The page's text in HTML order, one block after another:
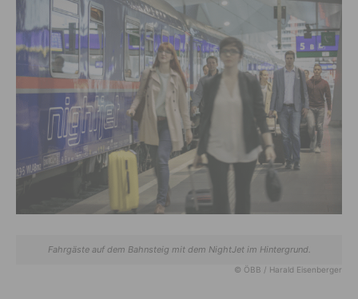
Fahrgäste auf dem Bahnsteig mit dem NightJet im Hintergrund.
© ÖBB / Harald Eisenberger